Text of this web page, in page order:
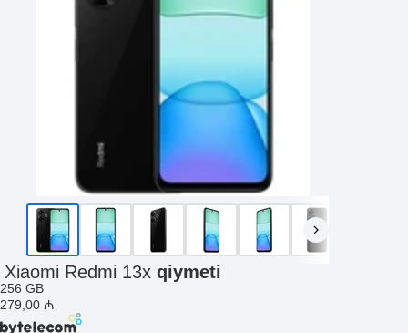
Xiaomi Redmi 13x qiymeti
256 GB
279 ,00 ₼